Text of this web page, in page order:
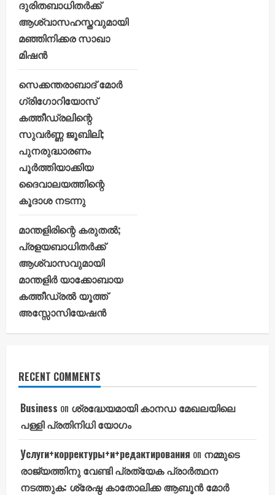
ദുരിതബാധിതർക്ക്
ആശ്വാസഹസ്തവുമായി
മഞ്ഞിനിക്കര സാഖാ
മിഷൻ
സെക്കന്തരാബാദ് മോർ
ഗ്രിഗോറിയോസ്
കത്തീഡ്രലിന്റെ
സുവർണ്ണ ജൂബിലി;
പുനരുദ്ധാരണം
പൂർത്തിയാക്കിയ
ദൈവാലയത്തിന്റെ
കൂദാശ നടന്നു
മാന്തളിരിന്റെ കരുതൽ;
പ്രളയബാധിതർക്ക്
ആശ്വാസവുമായി
മാന്തളിർ യാക്കോബായ
കത്തീഡ്രൽ യൂത്ത്
അസ്സോസിയേഷൻ
RECENT COMMENTS
Business on ശ്രദ്ധേയമായി കാനഡ മേഖലയിലെ
പള്ളി പ്രതിനിധി യോഗം
Услуги+корректуры+и+редактирования on നമ്മുടെ
രാജ്യത്തിനു വേണ്ടി പ്രത്യേക പ്രാർത്ഥന
നടത്തുക: ശ്രേഷ്ഠ കാതോലിക്ക ആബൂൻ മോർ